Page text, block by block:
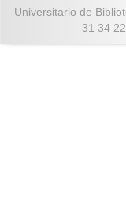
Universitario de
31 34